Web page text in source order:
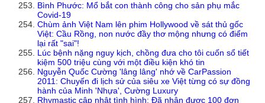
Bình Phước: Mổ bắt con thành công cho sản phụ mắc
Covid-19
Chùm ảnh Việt Nam lên phim Hollywood về sát thủ gốc
Việt: Cầu Rồng, non nước đầy thơ mộng nhưng có điểm
lại rất "sai"!
Lúc bệnh nặng nguy kịch, chồng đưa cho tôi cuốn sổ tiết
kiệm 500 triệu cùng với một điều kiện khó tin
Nguyễn Quốc Cường 'lâng lâng' nhớ về CarPassion
2011: Chuyến đi lịch sử của siêu xe Việt từng có sự đồng
hành của Minh 'Nhựa', Cường Luxury
Rhymastic cập nhật tình hình: Đã nhận được 100 đơn